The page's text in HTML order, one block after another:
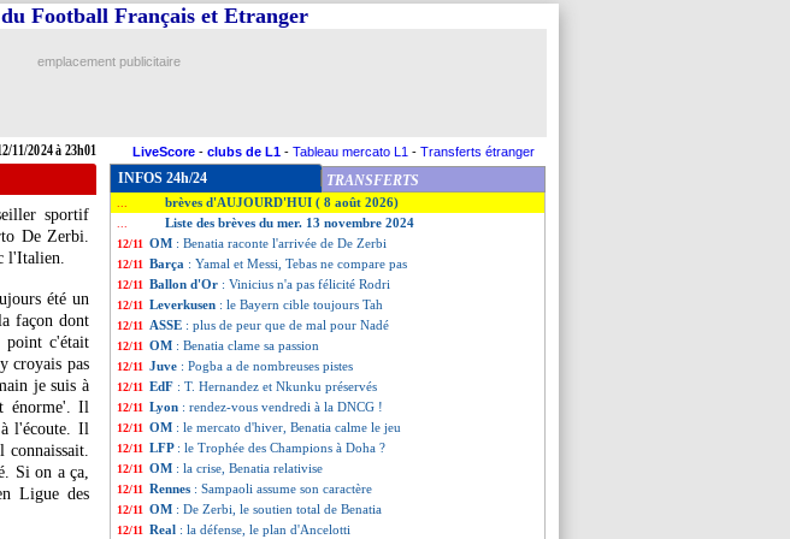
11/2024 à 23h01
Football Français et Etranger
emplacement publicitaire
LiveScore - clubs de L1 - Tableau mercato L1 - Transferts étranger
sportif
De Zerbi.
l'Italien.
été un
façon dont
point c'était
croyais pas
je suis à
énorme'. Il
l'écoute. Il
connaissait.
Si on a ça,
Ligue des
INFOS 24h/24 TRANSFERTS
brèves d'AUJOURD'HUI ( 8 août 2026)
Liste des brèves du mer. 13 novembre 2024
12/11 OM : Benatia raconte l'arrivée de De Zerbi
12/11 Barça : Yamal et Messi, Tebas ne compare pas
12/11 Ballon d'Or : Vinicius n'a pas félicité Rodri
12/11 Leverkusen : le Bayern cible toujours Tah
12/11 ASSE : plus de peur que de mal pour Nadé
12/11 OM : Benatia clame sa passion
12/11 Juve : Pogba a de nombreuses pistes
12/11 EdF : T. Hernandez et Nkunku préservés
12/11 Lyon : rendez-vous vendredi à la DNCG !
12/11 OM : le mercato d'hiver, Benatia calme le jeu
12/11 LFP : le Trophée des Champions à Doha ?
12/11 OM : la crise, Benatia relativise
12/11 Rennes : Sampaoli assume son caractère
12/11 OM : De Zerbi, le soutien total de Benatia
12/11 Real : la défense, le plan d'Ancelotti